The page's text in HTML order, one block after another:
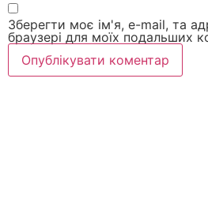
Зберегти моє ім'я, e-mail, та
браузері для моїх подальших